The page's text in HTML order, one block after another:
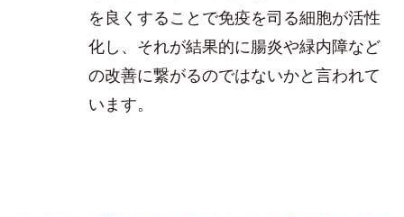
を良くすることで免疫を司る細胞が活性
化し、それが結果的に腸炎や緑内障など
の改善に繋がるのではないかと言われて
います。